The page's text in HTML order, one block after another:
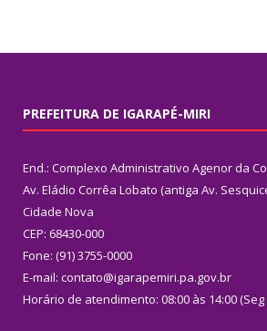
PREFEITURA DE IGARAPÉ-MIRI
End.: Complexo Administrativo Agenor da
Av. Eládio Corrêa Lobato (antiga Av.
Cidade Nova
CEP: 68430-000
Fone: (91) 3755-0000
E-mail: contato@igarapemiri.pa.gov.br
Horário de atendimento: 08:00 às 14:00